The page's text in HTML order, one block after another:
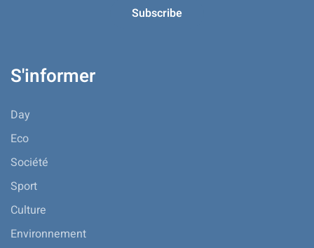
S'informer
Day
Eco
Société
Sport
Culture
Environnement